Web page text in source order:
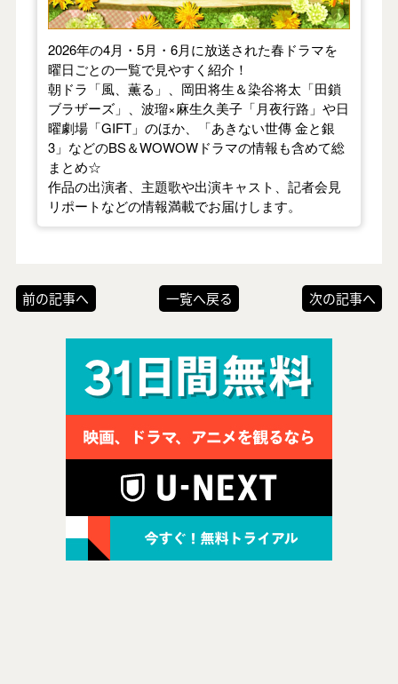
2026年の4月・5月・6月に放送された春ドラマを
曜日ごとの一覧で見やすく紹介！
朝ドラ「風、薫る」、岡田将生＆染谷将太「田鎖
ブラザーズ」、波瑠×麻生久美子「月夜行路」や日
曜劇場「GIFT」のほか、「あきない世傳 金と銀
3」などのBS＆WOWOWドラマの情報も含めて総
まとめ☆
作品の出演者、主題歌や出演キャスト、記者会見
リポートなどの情報満載でお届けします。
前の記事へ 一覧へ戻る 次の記事へ